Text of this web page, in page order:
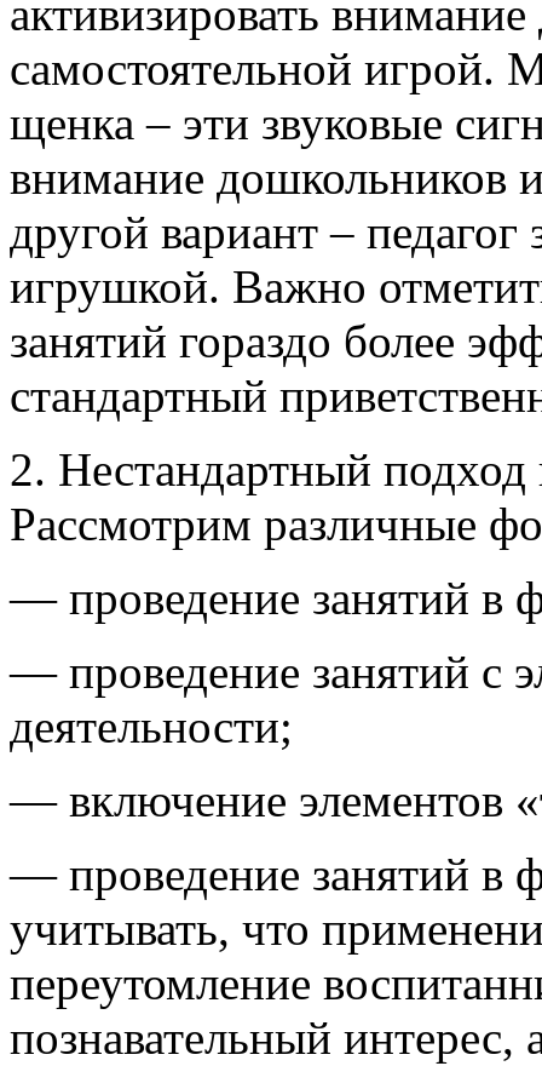
активизировать
самостоятельной игрой.
щенка – эти звуковые
внимание дошкольников
другой вариант –
игрушкой. Важно
занятий гораздо более
стандартный
2. Нестандартный
Рассмотрим различные
— проведение занятий в
— проведение занятий с
деятельности;
— включение элементов
— проведение занятий в
учитывать, что
переутомление
познавательный интерес,